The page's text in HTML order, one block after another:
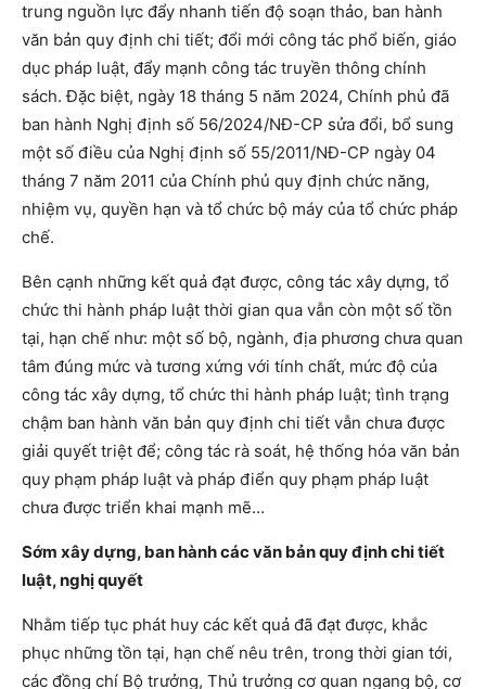
trung nguồn lực đẩy nhanh tiến độ soạn thảo, ban hành
văn bản quy định chi tiết; đổi mới công tác phổ biến, giáo
dục pháp luật, đẩy mạnh công tác truyền thông chính
sách. Đặc biệt, ngày 18 tháng 5 năm 2024, Chính phủ đã
ban hành Nghị định số 56/2024/NĐ-CP sửa đổi, bổ sung
một số điều của Nghị định số 55/2011/NĐ-CP ngày 04
tháng 7 năm 2011 của Chính phủ quy định chức năng,
nhiệm vụ, quyền hạn và tổ chức bộ máy của tổ chức pháp
chế.
Bên cạnh những kết quả đạt được, công tác xây dựng, tổ
chức thi hành pháp luật thời gian qua vẫn còn một số tồn
tại, hạn chế như: một số bộ, ngành, địa phương chưa quan
tâm đúng mức và tương xứng với tính chất, mức độ của
công tác xây dựng, tổ chức thi hành pháp luật; tình trạng
chậm ban hành văn bản quy định chi tiết vẫn chưa được
giải quyết triệt để; công tác rà soát, hệ thống hóa văn bản
quy phạm pháp luật và pháp điển quy phạm pháp luật
chưa được triển khai mạnh mẽ…
Sớm xây dựng, ban hành các văn bản quy định chi tiết
luật, nghị quyết
Nhằm tiếp tục phát huy các kết quả đã đạt được, khắc
phục những tồn tại, hạn chế nêu trên, trong thời gian tới,
các đồng chí Bộ trưởng, Thủ trưởng cơ quan ngang bộ, cơ